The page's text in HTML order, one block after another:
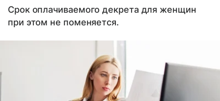
Срок оплачиваемого декрета для женщин
при этом не поменяется.